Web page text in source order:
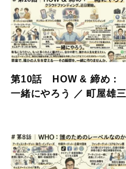
第10話 HOW & 締め：
一緒にやろう ／ 町屋雄三